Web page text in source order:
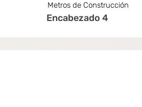
Metros de Construcción
Encabezado 4